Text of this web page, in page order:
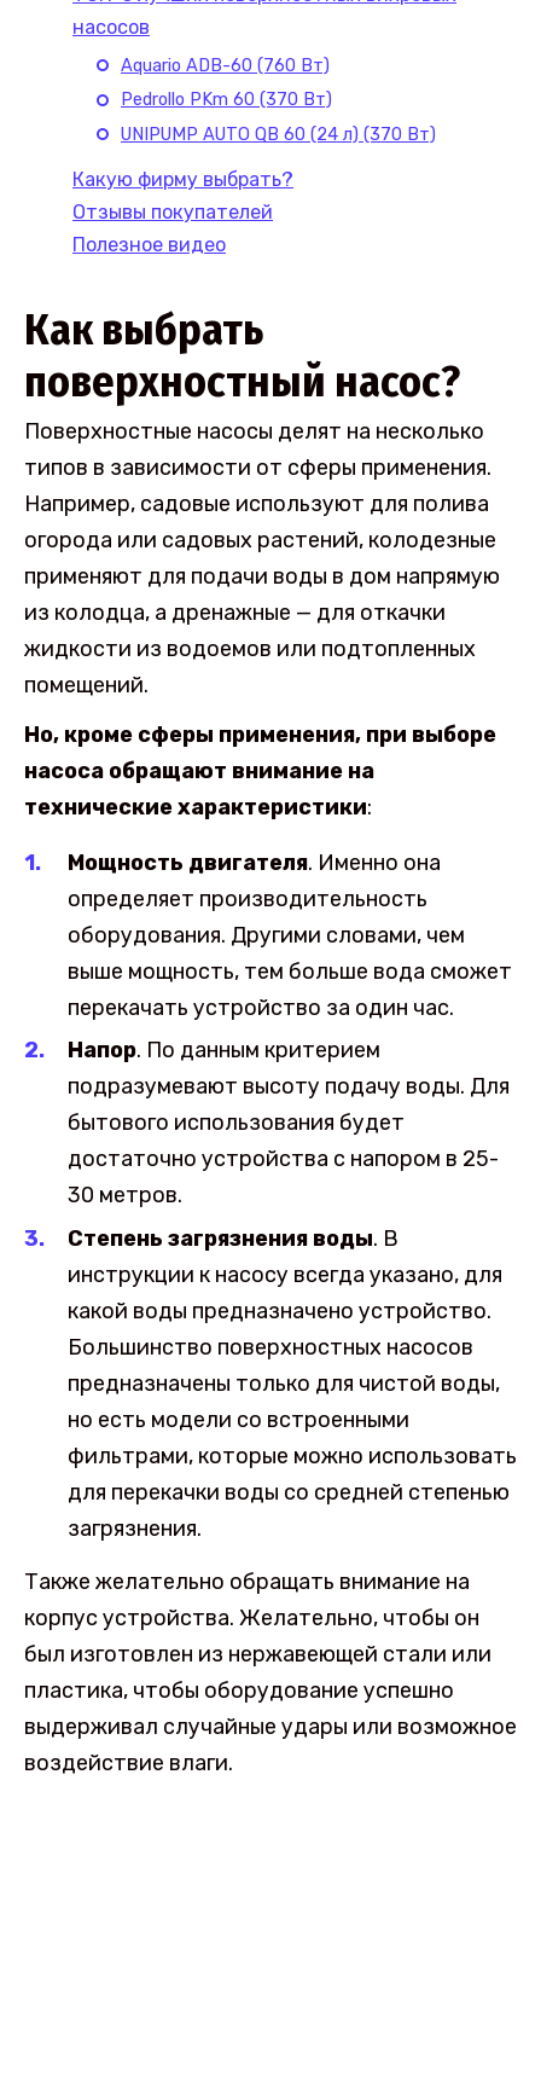
насосов
Aquario ADB-60 (760 Вт)
Pedrollo PKm 60 (370 Вт)
UNIPUMP AUTO QB 60 (24 л) (370 Вт)
Какую фирму выбрать?
Отзывы покупателей
Полезное видео
Как выбрать
поверхностный насос?
Поверхностные насосы делят на несколько
типов в зависимости от сферы применения.
Например, садовые используют для полива
огорода или садовых растений, колодезные
применяют для подачи воды в дом напрямую
из колодца, а дренажные — для откачки
жидкости из водоемов или подтопленных
помещений.
Но, кроме сферы применения, при выборе
насоса обращают внимание на
технические характеристики:
Мощность двигателя. Именно она
определяет производительность
оборудования. Другими словами, чем
выше мощность, тем больше вода сможет
перекачать устройство за один час.
Напор. По данным критерием
подразумевают высоту подачу воды. Для
бытового использования будет
достаточно устройства с напором в 25-
30 метров.
Степень загрязнения воды. В
инструкции к насосу всегда указано, для
какой воды предназначено устройство.
Большинство поверхностных насосов
предназначены только для чистой воды,
но есть модели со встроенными
фильтрами, которые можно использовать
для перекачки воды со средней степенью
загрязнения.
Также желательно обращать внимание на
корпус устройства. Желательно, чтобы он
был изготовлен из нержавеющей стали или
пластика, чтобы оборудование успешно
выдерживал случайные удары или возможное
воздействие влаги.